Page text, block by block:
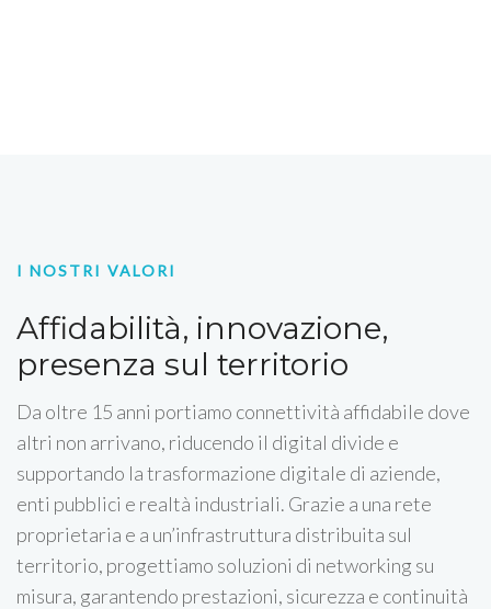
I NOSTRI VALORI
Affidabilità, innovazione,
presenza sul territorio
Da oltre 15 anni portiamo connettività affidabile dove
altri non arrivano, riducendo il digital divide e
supportando la trasformazione digitale di aziende,
enti pubblici e realtà industriali. Grazie a una rete
proprietaria e a un’infrastruttura distribuita sul
territorio, progettiamo soluzioni di networking su
misura, garantendo prestazioni, sicurezza e continuità